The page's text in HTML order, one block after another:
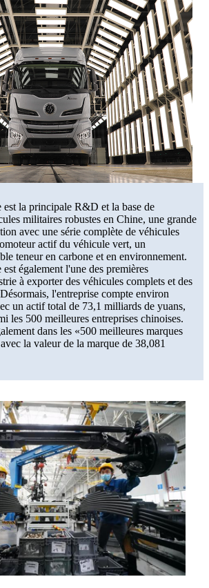
la principale R&D et la base de
militaires robustes en Chine, une grande
avec une série complète de véhicules
actif du véhicule vert, un
teneur en carbone et en environnement.
également l'une des premières
à exporter des véhicules complets et des
l'entreprise compte environ
un actif total de 73,1 milliards de yuans,
les 500 meilleures entreprises chinoises.
dans les «500 meilleures marques
la valeur de la marque de 38,081